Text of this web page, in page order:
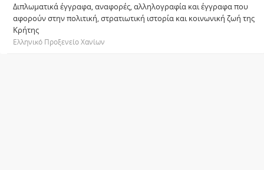
Διπλωματικά έγγραφα, αναφορές, αλληλογραφία και έγγραφα που
αφορούν στην πολιτική, στρατιωτική ιστορία και κοινωνική ζωή της
Κρήτης
Ελληνικό Προξενείο Χανίων